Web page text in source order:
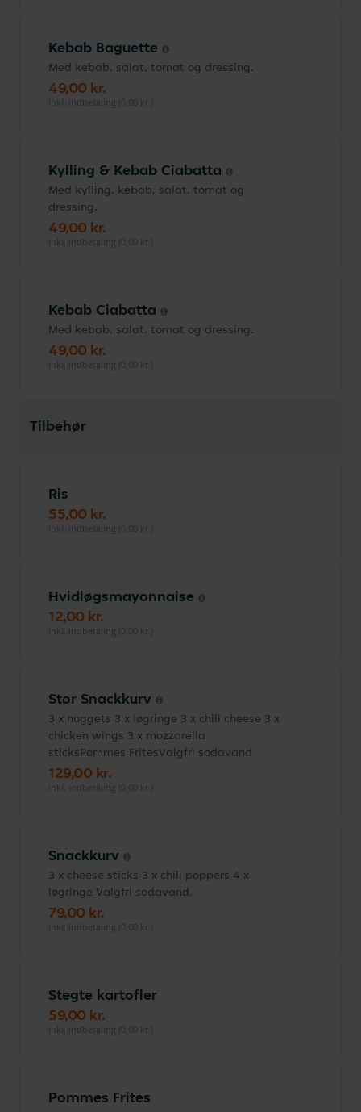
Kebab Baguette
Med kebab, salat, tomat og dressing.
49,00 kr.
inkl. indbetaling (0,00 kr.)
Kylling & Kebab Ciabatta
Med kylling, kebab, salat, tomat og
dressing.
49,00 kr.
inkl. indbetaling (0,00 kr.)
Kebab Ciabatta
Med kebab, salat, tomat og dressing.
49,00 kr.
inkl. indbetaling (0,00 kr.)
Tilbehør
Ris
55,00 kr.
inkl. indbetaling (0,00 kr.)
Hvidløgsmayonnaise
12,00 kr.
inkl. indbetaling (0,00 kr.)
Stor Snackkurv
3 x nuggets 3 x løgringe 3 x chili cheese 3 x
chicken wings 3 x mozzarella
sticksPommes FritesValgfri sodavand
129,00 kr.
inkl. indbetaling (0,00 kr.)
Snackkurv
3 x cheese sticks 3 x chili poppers 4 x
løgringe Valgfri sodavand.
79,00 kr.
inkl. indbetaling (0,00 kr.)
Stegte kartofler
59,00 kr.
inkl. indbetaling (0,00 kr.)
Pommes Frites